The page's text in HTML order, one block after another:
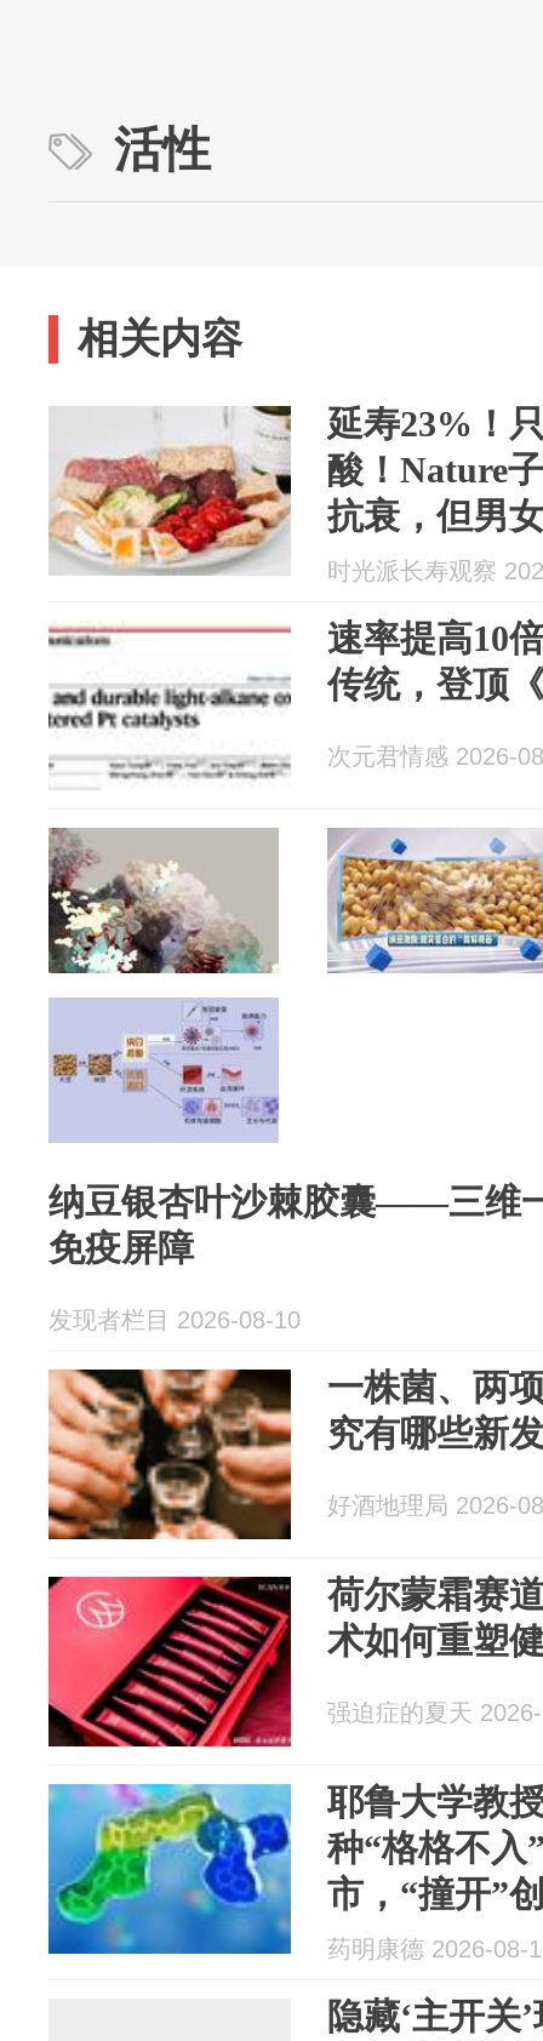
活性
相关内容
延寿23%！
酸！Nature
抗衰，但男
时光派长寿观察
速率提高10
传统，登顶
次元君情感 2026-
纳豆银杏叶沙棘胶囊——三维
免疫屏障
发现者栏目 2026-08-10
一株菌、两
究有哪些新
好酒地理局 2026-
荷尔蒙霜赛
术如何重塑
强迫症的夏天
耶鲁大学教
种“格格不入
市，“撞开”
对话Craig
药明康德 2026-08-
隐藏‘主开关